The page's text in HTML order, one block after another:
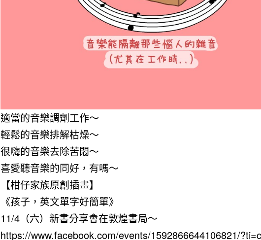
適當的音樂調劑工作～
輕鬆的音樂排解枯燥～
很嗨的音樂去除苦悶～
喜愛聽音樂的同好，有嗎～
【柑仔家族原創插畫】
《孩子，英文單字好簡單》
11/4（六）新書分享會在敦煌書局～
https://www.facebook.com/events/1592866644106821/